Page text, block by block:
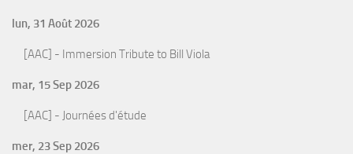
lun, 31 Août 2026
[AAC] - Immersion Tribute to Bill Viola
mar, 15 Sep 2026
[AAC] - Journées d'étude
mer, 23 Sep 2026